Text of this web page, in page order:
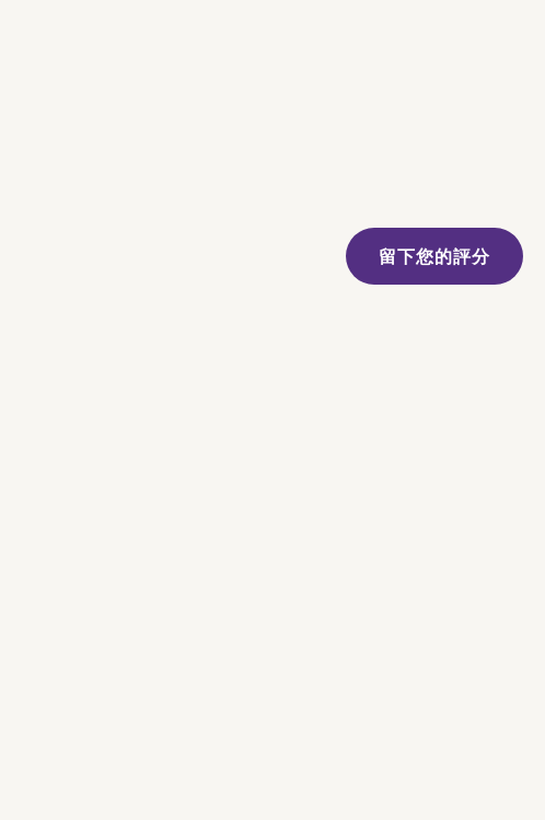
留下您的評分